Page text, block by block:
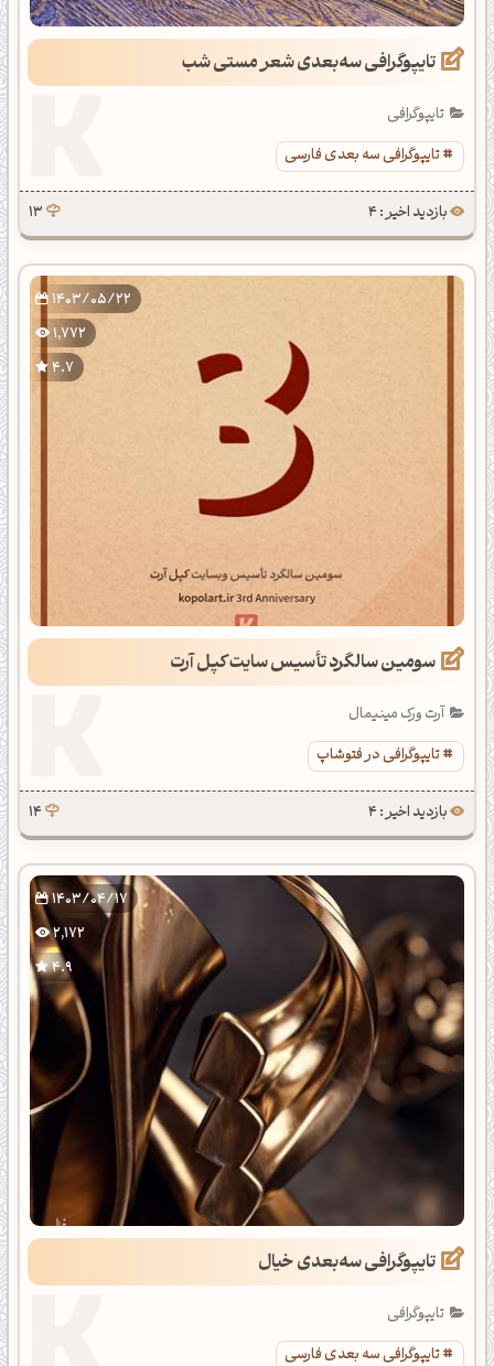
تایپوگرافی سه‌بعدی شعر مستی شب
تایپوگرافی
تایپوگرافی سه بعدی فارسی
بازدید اخیر : 4 13
1403/05/22
1,772
4.7
سومین سالگرد تأسیس سایت کپل آرت
آرت ورک مینیمال
تایپوگرافی در فتوشاپ
بازدید اخیر : 4 14
1403/04/17
2,172
4.9
تایپوگرافی سه‌بعدی خیال
تایپوگرافی
تایپوگرافی سه بعدی فارسی